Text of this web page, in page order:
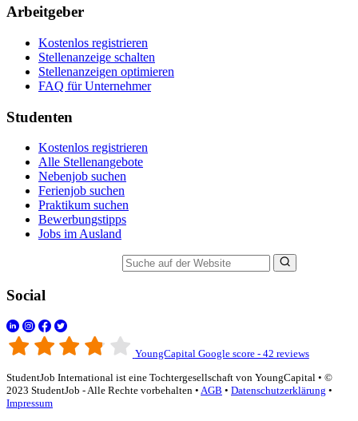
Arbeitgeber
Kostenlos registrieren
Stellenanzeige schalten
Stellenanzeigen optimieren
FAQ für Unternehmer
Studenten
Kostenlos registrieren
Alle Stellenangebote
Nebenjob suchen
Ferienjob suchen
Praktikum suchen
Bewerbungstipps
Jobs im Ausland
Social
YoungCapital Google score - 42 reviews
StudentJob International ist eine Tochtergesellschaft von YoungCapital • ©
2023 StudentJob - Alle Rechte vorbehalten • AGB • Datenschutzerklärung •
Impressum